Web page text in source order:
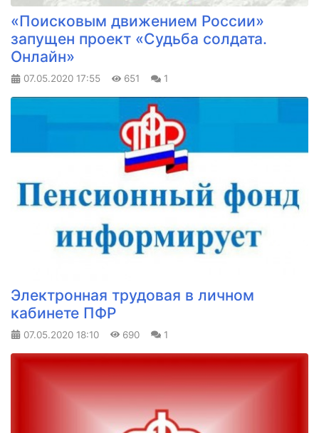
«Поисковым движением России»
запущен проект «Судьба солдата.
Онлайн»
07.05.2020 17:55 651 1
Электронная трудовая в личном
кабинете ПФР
07.05.2020 18:10 690 1